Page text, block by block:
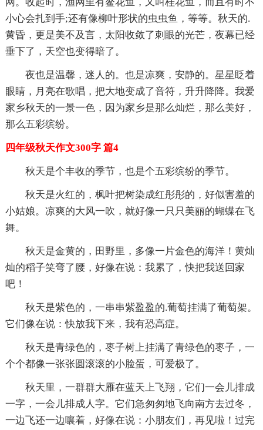
小心会扎到手;还有像柳叶形状的虫虫鱼，等等。秋天的.
黄昏，更是美不及言，太阳收敛了刺眼的光芒，夜幕已经
垂下了，天空也变得暗了。
夜也是温馨，迷人的。也是凉爽，安静的。星星眨着
眼睛，月亮在歌唱，把大地变成了音符，升升降降。我爱
家乡秋天的一景一色，因为家乡是那么灿烂，那么美好，
那么五彩缤纷。
四年级秋天作文300字 篇4
秋天是个丰收的季节，也是个五彩缤纷的季节。
秋天是火红的，枫叶把树染成红彤彤的，好似害羞的
小姑娘。凉爽的大风一吹，就好像一只只美丽的蝴蝶在飞
舞。
秋天是金黄的，田野里，多像一片金色的海洋！黄灿
灿的稻子笑弯了腰，好像在说：我累了，快把我送回家
吧！
秋天是紫色的，一串串紫盈盈的.葡萄挂满了葡萄架。
它们像在说：快放我下来，我有恐高症。
秋天是青绿色的，枣子树上挂满了青绿色的枣子，一
个个都像一张张圆滚滚的小脸蛋，可爱极了。
秋天里，一群群大雁在蓝天上飞翔，它们一会儿排成
一字，一会儿排成人字。它们急匆匆地飞向南方去过冬，
一边飞还一边嚷着，好像在说：小朋友们，再见啦！过完